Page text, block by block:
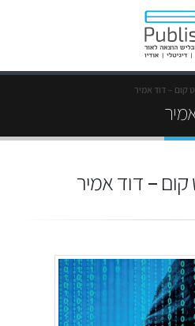
קום – דוד אמיר
קום – דוד אמיר